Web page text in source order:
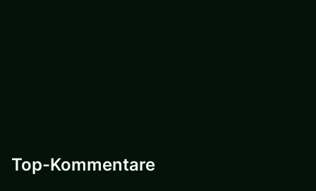
Top-Kommentare